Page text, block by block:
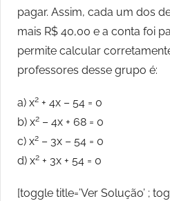
pagar. Assim, cada um dos
mais R$ 40,00 e a conta foi
permite calcular
professores desse grupo é:
a) x2 + 4x – 54 = 0
b) x2 – 4x + 68 = 0
c) x2 – 3x – 54 = 0
d) x2 + 3x + 54 = 0
[toggle title=’Ver Solução’ ;